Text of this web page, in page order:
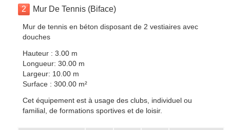
2 Mur De Tennis (Biface)
Mur de tennis en béton disposant de 2 vestiaires avec
douches
Hauteur : 3.00 m
Longueur: 30.00 m
Largeur: 10.00 m
Surface : 300.00 m²
Cet équipement est à usage des clubs, individuel ou
familial, de formations sportives et de loisir.